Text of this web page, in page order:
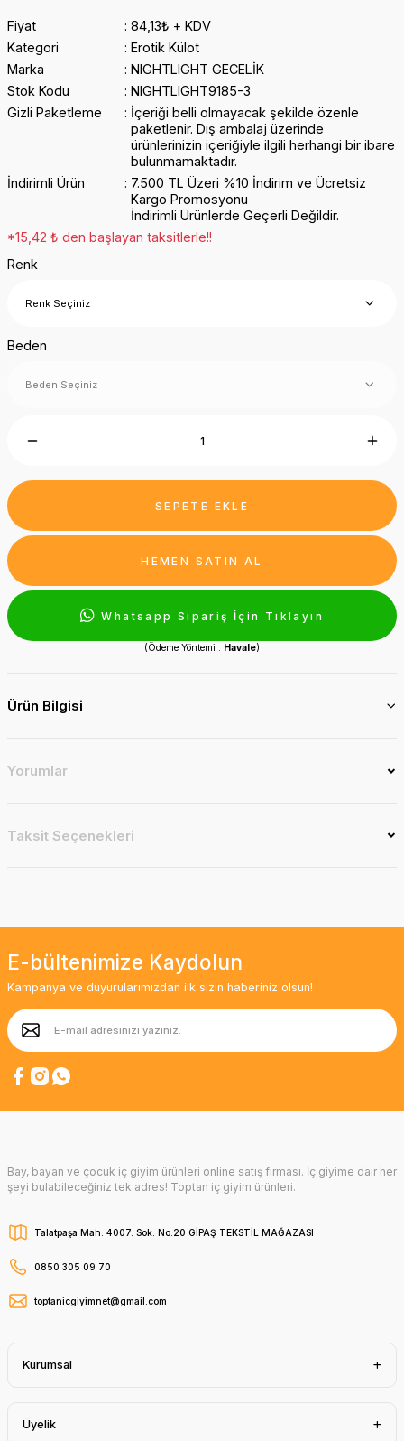
Fiyat
84,13₺ + KDV
Kategori
Erotik Külot
Marka
NIGHTLIGHT GECELİK
Stok Kodu
NIGHTLIGHT9185-3
Gizli Paketleme
İçeriği belli olmayacak şekilde özenle
paketlenir. Dış ambalaj üzerinde
ürünlerinizin içeriğiyle ilgili herhangi bir ibare
bulunmamaktadır.
İndirimli Ürün
7.500 TL Üzeri %10 İndirim ve Ücretsiz
Kargo Promosyonu
İndirimli Ürünlerde Geçerli Değildir.
*15,42 ₺ den başlayan taksitlerle!!
Renk
Beden
SEPETE EKLE
HEMEN SATIN AL
Whatsapp Sipariş İçin Tıklayın
(Ödeme Yöntemi : Havale)
Ürün Bilgisi
Yorumlar
Taksit Seçenekleri
E-bültenimize Kaydolun
Kampanya ve duyurularımızdan ilk sizin haberiniz olsun!
Bay, bayan ve çocuk iç giyim ürünleri online satış firması. İç giyime dair her
şeyi bulabileceğiniz tek adres! Toptan iç giyim ürünleri.
Talatpaşa Mah. 4007. Sok. No:20 GİPAŞ TEKSTİL MAĞAZASI
0850 305 09 70
toptanicgiyimnet@gmail.com
Kurumsal
Üyelik